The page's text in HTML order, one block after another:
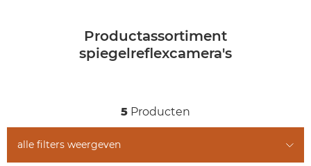
Productassortiment
spiegelreflexcamera's
5 Producten
alle filters weergeven